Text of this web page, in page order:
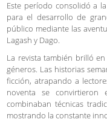
Este período consolidó a
para el desarrollo de
público mediante las
Lagash y Dago.
La revista también brilló
géneros. Las historias
ficción, atrapando a
noventa se convirtieron
combinaban técnicas
mostrando la constante